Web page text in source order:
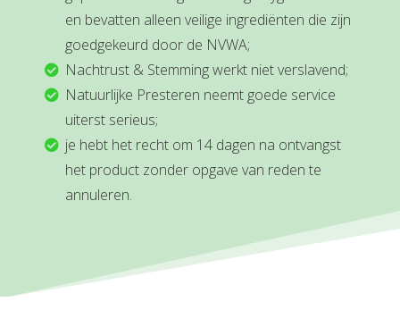
en bevatten alleen veilige ingrediënten die zijn
goedgekeurd door de NVWA;
Nachtrust & Stemming werkt niet verslavend;
Natuurlijke Presteren neemt goede service
uiterst serieus;
je hebt het recht om 14 dagen na ontvangst
het product zonder opgave van reden te
annuleren.